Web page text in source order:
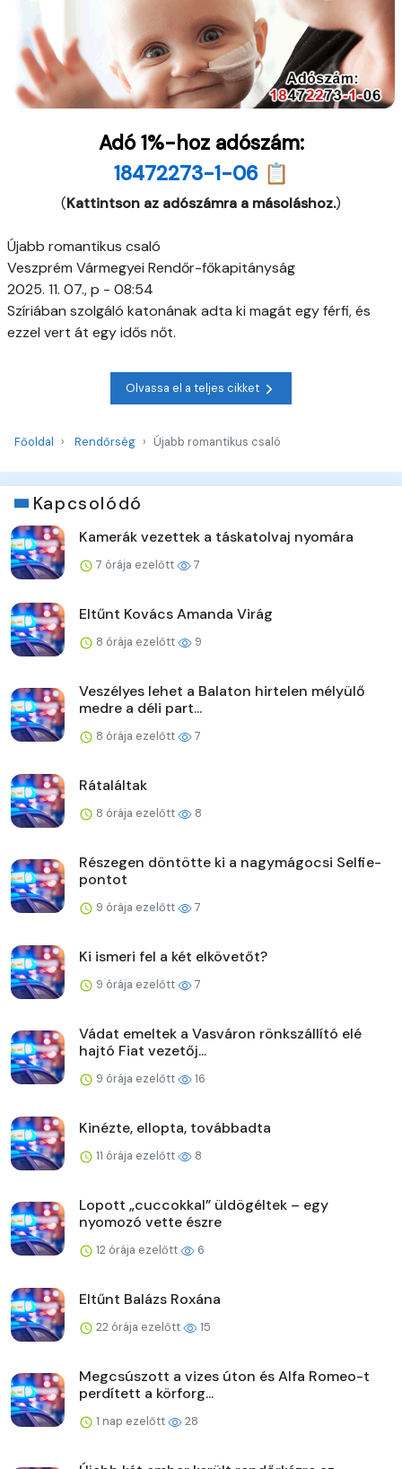
Adó 1%-hoz adószám:
18472273-1-06 📋
(Kattintson az adószámra a másoláshoz.)
Újabb romantikus csaló
Veszprém Vármegyei Rendőr-főkapitányság
2025. 11. 07., p - 08:54
Szíriában szolgáló katonának adta ki magát egy férfi, és
ezzel vert át egy idős nőt.
Olvassa el a teljes cikket
Főoldal Rendőrség Újabb romantikus csaló
Kapcsolódó
Kamerák vezettek a táskatolvaj nyomára
7 órája ezelőtt 7
Eltűnt Kovács Amanda Virág
8 órája ezelőtt 9
Veszélyes lehet a Balaton hirtelen mélyülő
medre a déli part...
8 órája ezelőtt 7
Rátaláltak
8 órája ezelőtt 8
Részegen döntötte ki a nagymágocsi Selfie-
pontot
9 órája ezelőtt 7
Ki ismeri fel a két elkövetőt?
9 órája ezelőtt 7
Vádat emeltek a Vasváron rönkszállító elé
hajtó Fiat vezetőj...
9 órája ezelőtt 16
Kinézte, ellopta, továbbadta
11 órája ezelőtt 8
Lopott „cuccokkal” üldögéltek – egy
nyomozó vette észre
12 órája ezelőtt 6
Eltűnt Balázs Roxána
22 órája ezelőtt 15
Megcsúszott a vizes úton és Alfa Romeo-t
perdített a körforg...
1 nap ezelőtt 28